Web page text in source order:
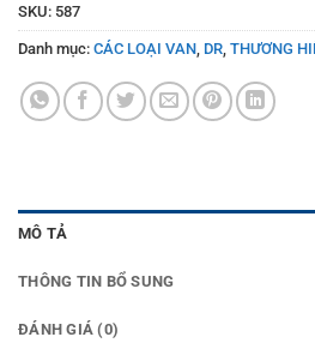
SKU: 587
Danh mục: CÁC LOẠI VAN DR THƯƠNG
MÔ TẢ
THÔNG TIN BỔ SUNG
ĐÁNH GIÁ (0)